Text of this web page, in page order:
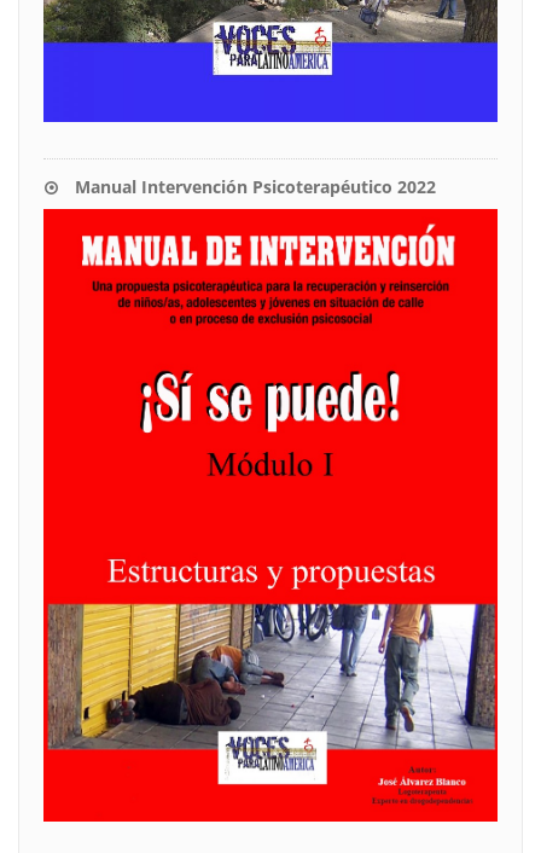
Manual Intervención Psicoterapéutico 2022